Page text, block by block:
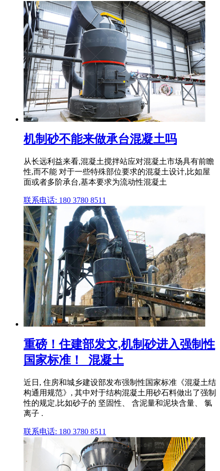
机制砂不能来做承台混凝土吗
从长远利益来看,混凝土搅拌站应对混凝土市场具有前瞻
性,而不能 对于一些特殊部位要求的混凝土设计,比如屋
面或者多阶承台,基本要求为流动性混凝土
联系电话: 180 3780 8511
重磅！住建部发文,机制砂进入强制性
国家标准！_混凝土
近日, 住房和城乡建设部发布强制性国家标准《混凝土结
构通用规范》, 其中对于结构混凝土用砂石料做出了强制
性的规定,比如砂子的 坚固性、 含泥量和泥块含量、 氯
离子 .
联系电话: 180 3780 8511